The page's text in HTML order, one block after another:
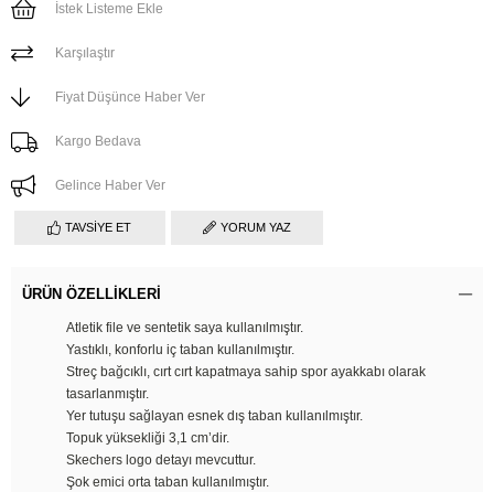
İstek Listeme Ekle
Karşılaştır
Fiyat Düşünce Haber Ver
Kargo Bedava
Gelince Haber Ver
TAVSIYE ET YORUM YAZ
ÜRÜN ÖZELLIKLERI
Atletik file ve sentetik saya kullanılmıştır.
Yastıklı, konforlu iç taban kullanılmıştır.
Streç bağcıklı, cırt cırt kapatmaya sahip spor ayakkabı olarak
tasarlanmıştır.
Yer tutuşu sağlayan esnek dış taban kullanılmıştır.
Topuk yüksekliği 3,1 cm’dir.
Skechers logo detayı mevcuttur.
Şok emici orta taban kullanılmıştır.